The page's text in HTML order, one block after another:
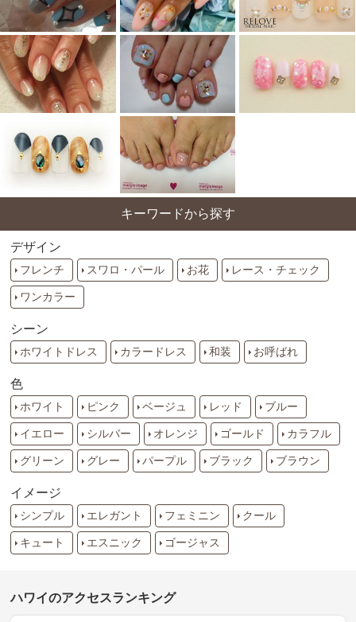
キーワードから探す
デザイン
フレンチ スワロ・パール お花 レース・チェック
ワンカラー
シーン
ホワイトドレス カラードレス 和装 お呼ばれ
色
ホワイト ピンク ベージュ レッド ブルー
イエロー シルバー オレンジ ゴールド カラフル
グリーン グレー パープル ブラック ブラウン
イメージ
シンプル エレガント フェミニン クール
キュート エスニック ゴージャス
ハワイのアクセスランキング